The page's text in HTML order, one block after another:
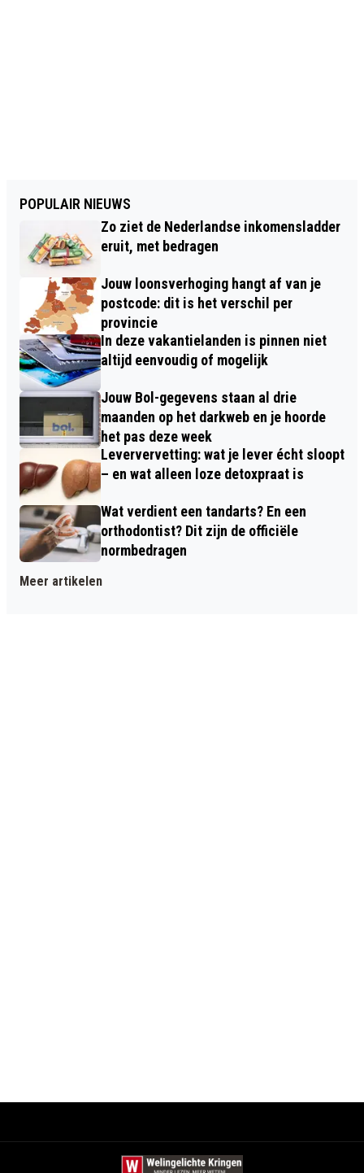
POPULAIR NIEUWS
Zo ziet de Nederlandse inkomensladder
eruit, met bedragen
Jouw loonsverhoging hangt af van je
postcode: dit is het verschil per
provincie
In deze vakantielanden is pinnen niet
altijd eenvoudig of mogelijk
Jouw Bol-gegevens staan al drie
maanden op het darkweb en je hoorde
het pas deze week
Leververvetting: wat je lever écht sloopt
– en wat alleen loze detoxpraat is
Wat verdient een tandarts? En een
orthodontist? Dit zijn de officiële
normbedragen
Meer artikelen